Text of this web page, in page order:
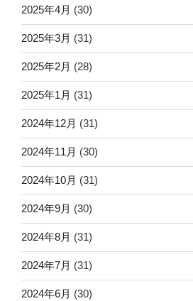
2025年4月 (30)
2025年3月 (31)
2025年2月 (28)
2025年1月 (31)
2024年12月 (31)
2024年11月 (30)
2024年10月 (31)
2024年9月 (30)
2024年8月 (31)
2024年7月 (31)
2024年6月 (30)